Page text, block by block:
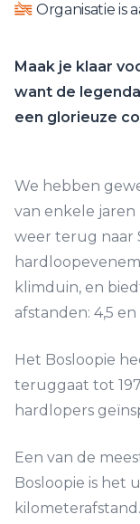
Organisatie is
Maak je klaar
want de
een glorieuze
We hebben
van enkele
weer terug naar
klimduin, en
afstanden: 4,5
Het Bosloopie
teruggaat tot
hardlopers
Een van de
Bosloopie is het